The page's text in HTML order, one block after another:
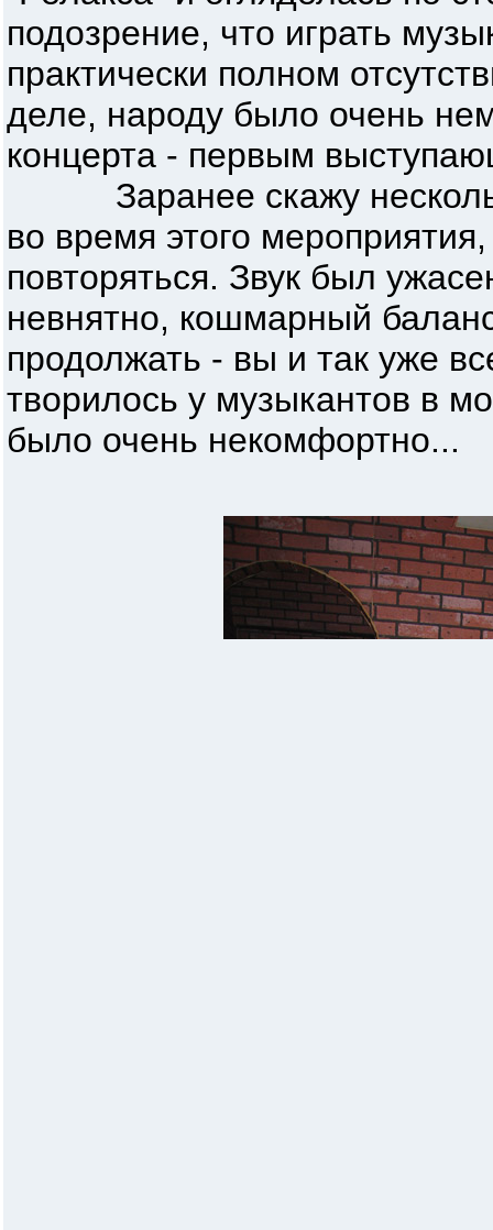
подозрение, что играть
практически полном
деле, народу было очень
концерта - первым
Заранее скажу
во время этого
повторяться. Звук был
невнятно, кошмарный
продолжать - вы и так уже
творилось у музыкантов в
было очень некомфортно...